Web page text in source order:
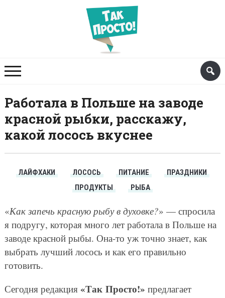
Работала в Польше на заводе
красной рыбки, расскажу,
какой лосось вкуснее
ЛАЙФХАКИ ЛОСОСЬ ПИТАНИЕ
ПРАЗДНИКИ
ПРОДУКТЫ
РЫБА
«Как запечь красную рыбу в духовке?» — спросила
я подругу, которая много лет работала в Польше на
заводе красной рыбы. Она-то уж точно знает, как
выбрать лучший лосось и как его правильно
готовить.
Сегодня редакция «Так Просто!» предлагает